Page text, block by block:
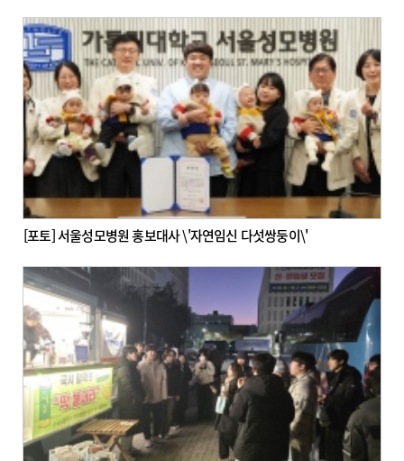
[포토] 서울성모병원 홍보대사 \'자연임신 다섯쌍둥이\'